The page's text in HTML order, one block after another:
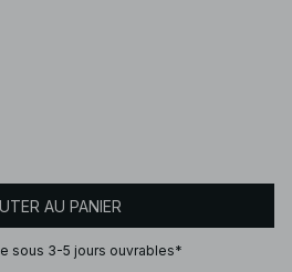
AU PANIER
sous 3-5 jours ouvrables*